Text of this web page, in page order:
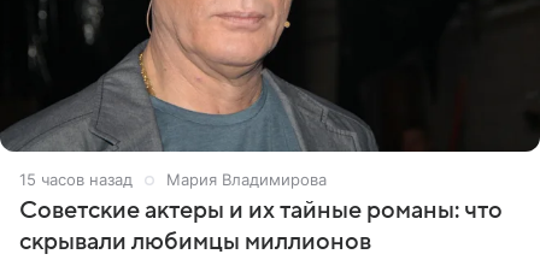
15 часов назад Мария Владимирова
Советские актеры и их тайные романы: что
скрывали любимцы миллионов